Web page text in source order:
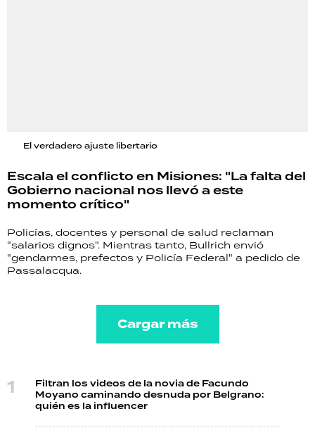
El verdadero ajuste libertario
Escala el conflicto en Misiones: "La falta del
Gobierno nacional nos llevó a este
momento crítico"
Policías, docentes y personal de salud reclaman
"salarios dignos". Mientras tanto, Bullrich envió
"gendarmes, prefectos y Policía Federal" a pedido de
Passalacqua.
Cargar más
Filtran los videos de la novia de Facundo
Moyano caminando desnuda por Belgrano:
quién es la influencer